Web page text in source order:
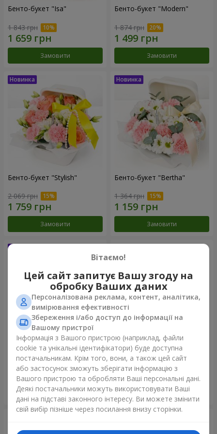
Бенто-букет "Isa"
1 843 грн
Замовити
Бенто-букет "Modern"
1 874 грн
Замовити
Бенто-букет "Stylish"
2 069 грн
Замовити
Бенто-букет "Bertha"
1 364 грн
Замовити
Букет "Kamaliya"
3 145 грн
Замовити
Букет "Moon Dance"
2 570 грн
Замовити
Вітаємо!
Цей сайт запитує Вашу згоду на
обробку Ваших даних
Персоналізована реклама, контент, аналітика,
вимірювання ефективності
Збереження і/або доступ до інформації на
Вашому пристрої
Інформація з Вашого пристрою (наприклад, файли
cookie та унікальні ідентифікатори) буде доступна
постачальникам. Крім того, вони, а також цей сайт
або застосунок зможуть зберігати інформацію з
Вашого пристрою та обробляти Ваші персональні дані.
Деякі постачальники можуть використовувати Ваші
дані на підставі законного інтересу. Ви можете змінити
свій вибір пізніше через посилання внизу сторінки.